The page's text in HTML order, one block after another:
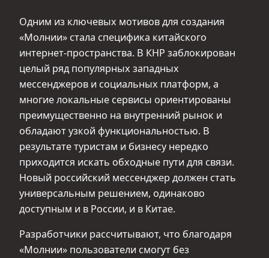
Одним из ключевых мотивов для создания
«Молнии» стала специфика китайского
интернет‑пространства. В КНР заблокирован
целый ряд популярных западных
мессенджеров и социальных платформ, а
многие локальные сервисы ориентированы
преимущественно на внутренний рынок и
обладают узкой функциональностью. В
результате туристам и бизнесу нередко
приходится искать обходные пути для связи.
Новый российский мессенджер должен стать
универсальным решением, одинаково
доступным и в России, и в Китае.
Разработчики рассчитывают, что благодаря
«Молнии» пользователи смогут без